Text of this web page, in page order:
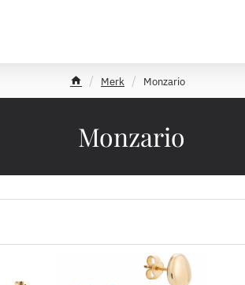
Monzario
Merk Monzario